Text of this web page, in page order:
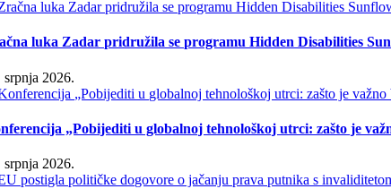
luka Zadar pridružila se programu Hidden Disabilities
srpnja 2026.
„Pobijediti u globalnoj tehnološkoj utrci: zašto je
srpnja 2026.